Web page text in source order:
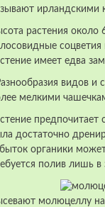
ирландскими
растения
имеет едва
видов
мелкими
предпочитает
достаточно
органики
полив лишь
молюцеллу на